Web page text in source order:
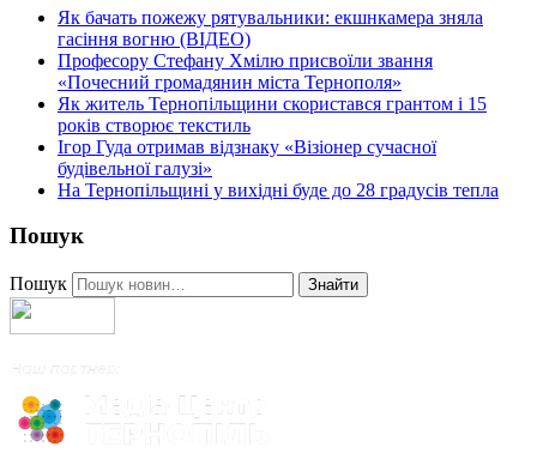
Як бачать пожежу рятувальники: екшнкамера зняла
гасіння вогню (ВІДЕО)
Професору Стефану Хмілю присвоїли звання
«Почесний громадянин міста Тернополя»
Як житель Тернопільщини скористався грантом і 15
років створює текстиль
Ігор Гуда отримав відзнаку «Візіонер сучасної
будівельної галузі»
На Тернопільщині у вихідні буде до 28 градусів тепла
Пошук
Пошук Знайти